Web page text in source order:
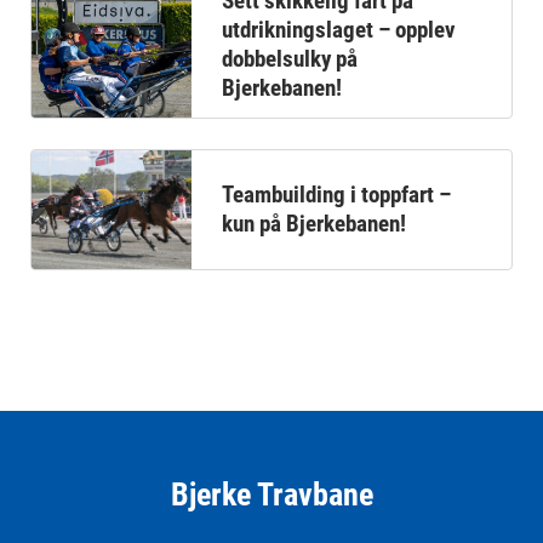
utdrikningslaget – opplev
dobbelsulky på
Bjerkebanen!
Teambuilding i toppfart –
kun på Bjerkebanen!
Bjerke Travbane